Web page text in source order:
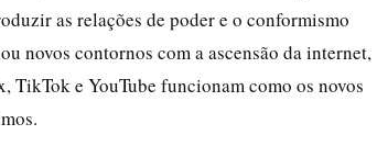
as relações de poder e o conformismo
novos contornos com a ascensão da internet,
TikTok e YouTube funcionam como os novos